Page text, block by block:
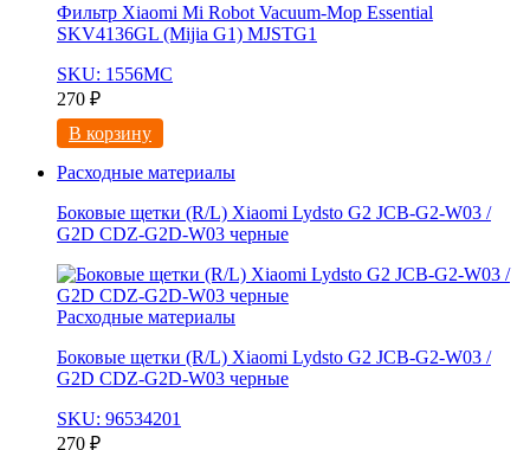
Фильтр Xiaomi Mi Robot Vacuum-Mop Essential
SKV4136GL (Mijia G1) MJSTG1
SKU: 1556МС
270 ₽
В корзину
Расходные материалы
Боковые щетки (R/L) Xiaomi Lydsto G2 JCB-G2-W03 /
G2D CDZ-G2D-W03 черные
Расходные материалы
Боковые щетки (R/L) Xiaomi Lydsto G2 JCB-G2-W03 /
G2D CDZ-G2D-W03 черные
SKU: 96534201
270 ₽